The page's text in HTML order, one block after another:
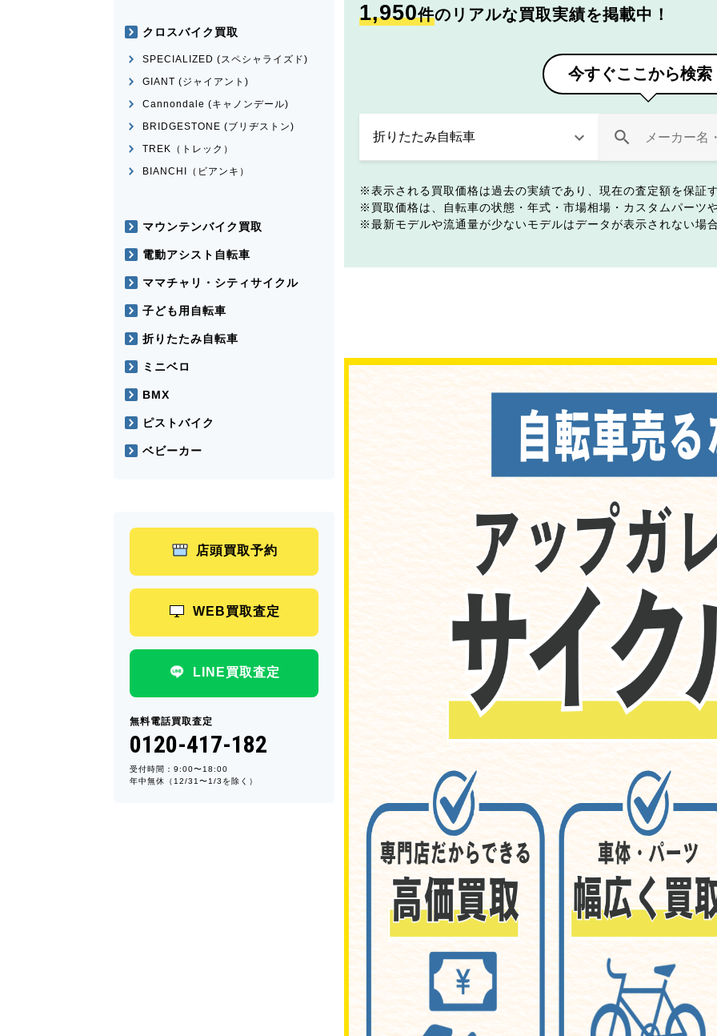
1,950件のリアルな買取実績を掲載中！
今すぐここから検索
表示される買取価格は過去の実績であり、現在の査定額を保証
買取価格は、自転車の状態・年式・市場相場・カスタムパーツ
最新モデルや流通量が少ないモデルはデータが表示されない場
クロスバイク買取
SPECIALIZED (スペシャライズド)
GIANT (ジャイアント)
Cannondale (キャノンデール)
BRIDGESTONE (ブリヂストン)
TREK（トレック）
BIANCHI（ビアンキ）
マウンテンバイク買取
電動アシスト自転車
ママチャリ・シティサイクル
子ども用自転車
折りたたみ自転車
ミニベロ
BMX
ピストバイク
ベビーカー
店頭買取予約
WEB買取査定
LINE買取査定
無料電話買取査定
0120-417-182
受付時間：9:00〜18:00
年中無休（12/31〜1/3を除く）